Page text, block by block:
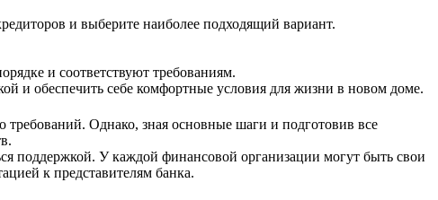
и выберите наиболее подходящий вариант.
и соответствуют требованиям.
и обеспечить себе комфортные условия для жизни в новом доме.
требований. Однако, зная основные шаги и подготовив все
поддержкой. У каждой финансовой организации могут быть свои
к представителям банка.